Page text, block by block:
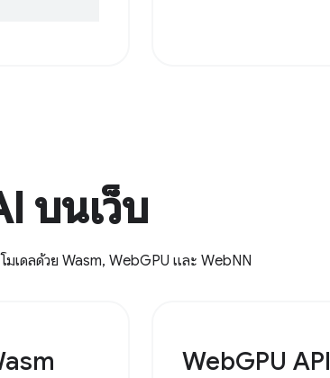
บนเว็บ
เดลด้วย Wasm, WebGPU และ WebNN
WebGPU API